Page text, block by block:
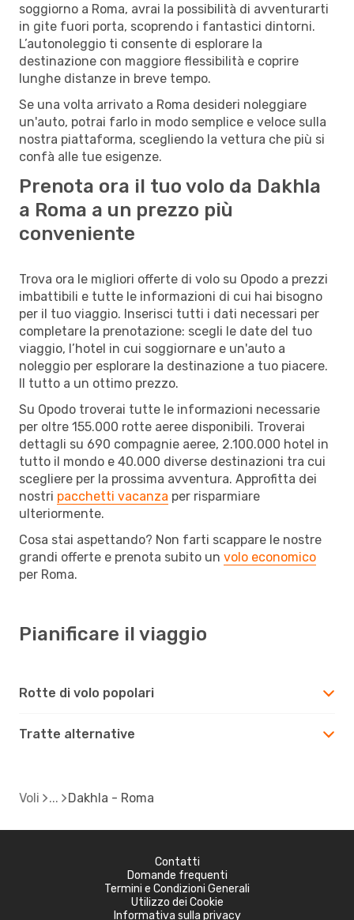
soggiorno a Roma, avrai la possibilità di avventurarti
in gite fuori porta, scoprendo i fantastici dintorni.
L’autonoleggio ti consente di esplorare la
destinazione con maggiore flessibilità e coprire
lunghe distanze in breve tempo.
Se una volta arrivato a Roma desideri noleggiare
un'auto, potrai farlo in modo semplice e veloce sulla
nostra piattaforma, scegliendo la vettura che più si
confà alle tue esigenze.
Prenota ora il tuo volo da Dakhla
a Roma a un prezzo più
conveniente
Trova ora le migliori offerte di volo su Opodo a prezzi
imbattibili e tutte le informazioni di cui hai bisogno
per il tuo viaggio. Inserisci tutti i dati necessari per
completare la prenotazione: scegli le date del tuo
viaggio, l’hotel in cui soggiornare e un'auto a
noleggio per esplorare la destinazione a tuo piacere.
Il tutto a un ottimo prezzo.
Su Opodo troverai tutte le informazioni necessarie
per oltre 155.000 rotte aeree disponibili. Troverai
dettagli su 690 compagnie aeree, 2.100.000 hotel in
tutto il mondo e 40.000 diverse destinazioni tra cui
scegliere per la prossima avventura. Approfitta dei
nostri pacchetti vacanza per risparmiare
ulteriormente.
Cosa stai aspettando? Non farti scappare le nostre
grandi offerte e prenota subito un volo economico
per Roma.
Pianificare il viaggio
Rotte di volo popolari
Tratte alternative
Voli Dakhla - Roma
Contatti
Domande frequenti
Termini e Condizioni Generali
Utilizzo dei Cookie
Informativa sulla privacy